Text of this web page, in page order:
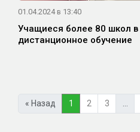
01.04.2024 в 13:40
Учащиеся более 80 школ
дистанционное обучение
« Назад 1 2 3